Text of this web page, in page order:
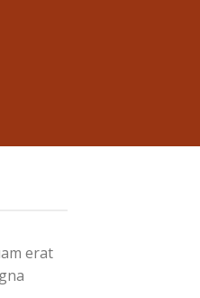
erat